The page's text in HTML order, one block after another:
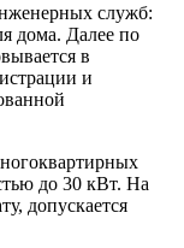
служб:
дома. Далее по
в
и
до 30 кВт. На
допускается